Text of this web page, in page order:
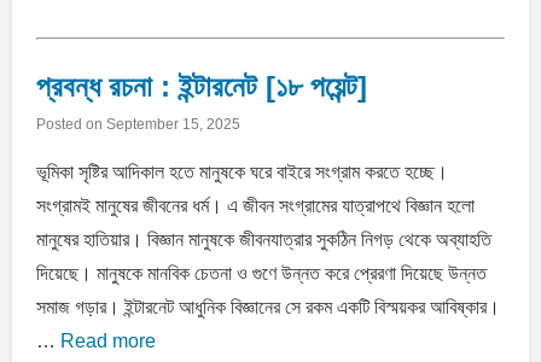
প্রবন্ধ রচনা : ইন্টারনেট [১৮ পয়েন্ট]
Posted on September 15, 2025
ভূমিকা সৃষ্টির আদিকাল হতে মানুষকে ঘরে বাইরে সংগ্রাম করতে হচ্ছে।
সংগ্রামই মানুষের জীবনের ধর্ম। এ জীবন সংগ্রামের যাত্রাপথে বিজ্ঞান হলো
মানুষের হাতিয়ার। বিজ্ঞান মানুষকে জীবনযাত্রার সুকঠিন নিগড় থেকে অব্যাহতি
দিয়েছে। মানুষকে মানবিক চেতনা ও গুণে উন্নত করে প্রেরণা দিয়েছে উন্নত
সমাজ গড়ার। ইন্টারনেট আধুনিক বিজ্ঞানের সে রকম একটি বিস্ময়কর আবিষ্কার।
… Read more